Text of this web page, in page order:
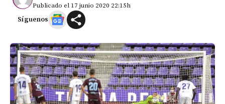
Publicado el 17 junio 2020 22:15h
Síguenos